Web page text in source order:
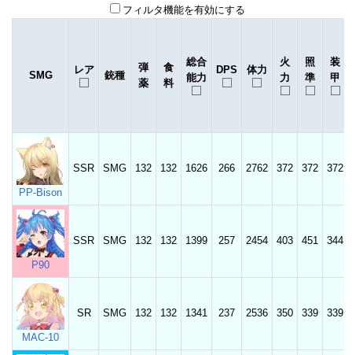
フィルタ機能を有効にする
SMG レア 銃種
弾
薬
食
料
総合
能力
DPS 体力
火
力
照
準
装
甲
PP-Bison
SSR SMG 132 132 1626 266 2762 372 372 372
P90
SSR SMG 132 132 1399 257 2454 403 451 344
MAC-10
SR SMG 132 132 1341 237 2536 350 339 339